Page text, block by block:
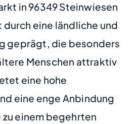
in 96349 Steinwiesen
eine ländliche und
geprägt, die besonders
Menschen attraktiv
eine hohe
eine enge Anbindung
zu einem begehrten